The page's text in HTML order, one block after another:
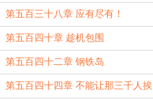
第五百三十八章 应有尽有！
第五百四十章 趁机包围
第五百四十二章 钢铁岛
第五百四十四章 不能让那三千人挨